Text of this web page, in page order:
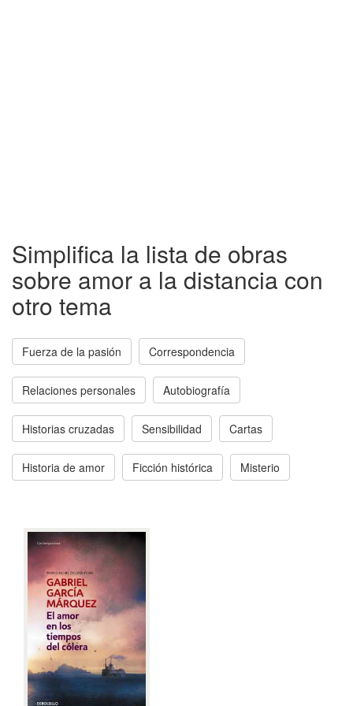
Simplifica la lista de obras
sobre amor a la distancia con
otro tema
Fuerza de la pasión Correspondencia
Relaciones personales Autobiografía
Historias cruzadas Sensibilidad Cartas
Historia de amor Ficción histórica Misterio